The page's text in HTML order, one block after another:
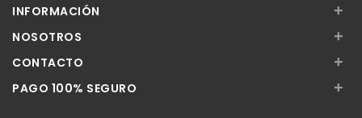
INFORMACIÓN +
NOSOTROS +
CONTACTO +
PAGO 100% SEGURO +